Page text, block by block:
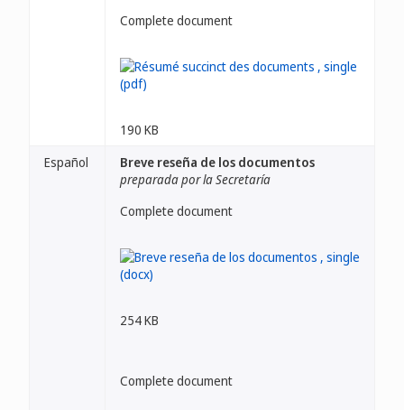
Complete document
190 KB
Español
Breve reseña de los documentos
preparada por la Secretaría
Complete document
254 KB
Complete document